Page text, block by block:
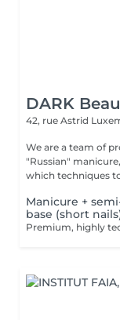
DARK
42, rue Astrid
We are a team of
"Russian" manicure,
which techniques
Manicure +
base (short